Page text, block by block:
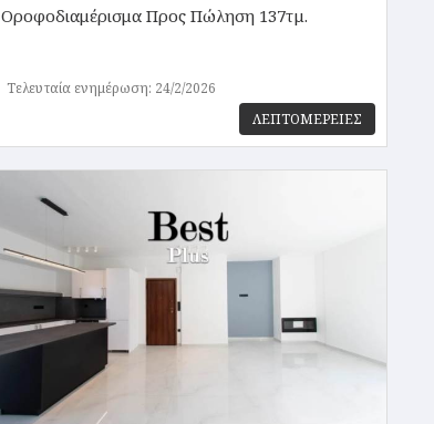
Οροφοδιαμέρισμα Προς Πώληση 137τμ.
Τελευταία ενημέρωση: 24/2/2026
ΛΕΠΤΟΜΕΡΕΙΕΣ